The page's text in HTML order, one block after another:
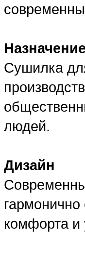
Назначение
Сушилка
людей.
Дизайн
комфорта и